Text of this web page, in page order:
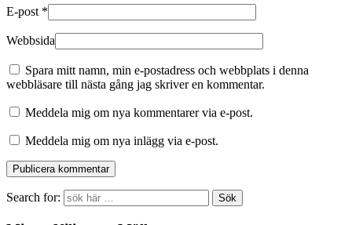
E-post *
Webbsida
Spara mitt namn, min e-postadress och webbplats i denna
webbläsare till nästa gång jag skriver en kommentar.
Meddela mig om nya kommentarer via e-post.
Meddela mig om nya inlägg via e-post.
Search for: